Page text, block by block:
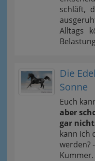
schläft,
Alltags
Die
Sonne
Euch
aber
gar
kann ich
werden?
Kummer.